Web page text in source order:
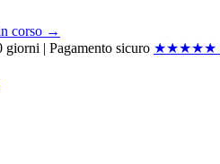
corso →
giorni | Pagamento sicuro ★★★★★